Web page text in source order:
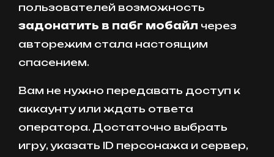
пользователей возможность
задонатить в пабг мобайл через
авторежим стала настоящим
спасением.
Вам не нужно передавать доступ к
аккаунту или ждать ответа
оператора. Достаточно выбрать
игру, указать ID персонажа и сервер,